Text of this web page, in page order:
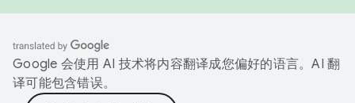
Google 会使用 AI 技术将内容翻译成您偏好的语言。AI 翻
译可能包含错误。